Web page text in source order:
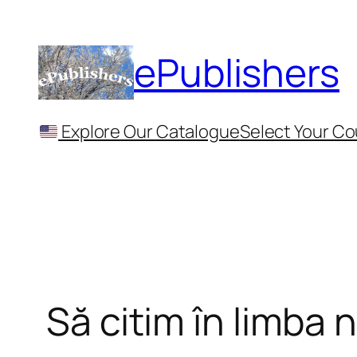
content
ePublishers
Explore Our CatalogueSelect Your
Să citim în limba